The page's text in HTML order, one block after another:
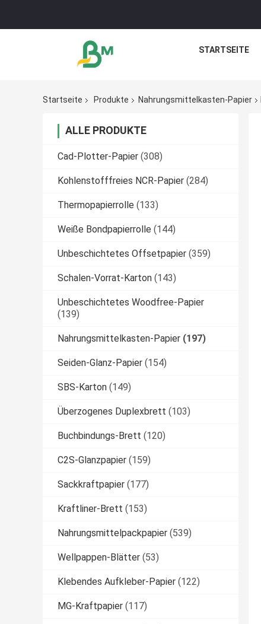
STARTSEITE
Startseite Produkte Nahrungsmittelkasten-Papier
ALLE PRODUKTE
Cad-Plotter-Papier (308)
Kohlenstofffreies NCR-Papier (284)
Thermopapierrolle (133)
Weiße Bondpapierrolle (144)
Unbeschichtetes Offsetpapier (359)
Schalen-Vorrat-Karton (143)
Unbeschichtetes Woodfree-Papier
(139)
Nahrungsmittelkasten-Papier (197)
Seiden-Glanz-Papier (154)
SBS-Karton (149)
Überzogenes Duplexbrett (103)
Buchbindungs-Brett (120)
C2S-Glanzpapier (159)
Sackkraftpapier (177)
Kraftliner-Brett (153)
Nahrungsmittelpackpapier (539)
Wellpappen-Blätter (53)
Klebendes Aufkleber-Papier (122)
MG-Kraftpapier (117)